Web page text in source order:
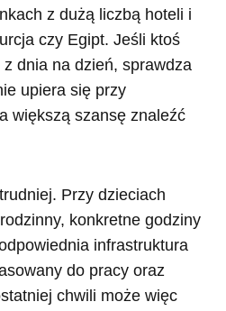
z dużą liczbą hoteli i
czy Egipt. Jeśli ktoś
dnia na dzień, sprawdza
upiera się przy
większą szansę znaleźć
Przy dzieciach
konkretne godziny
infrastruktura
do pracy oraz
chwili może więc